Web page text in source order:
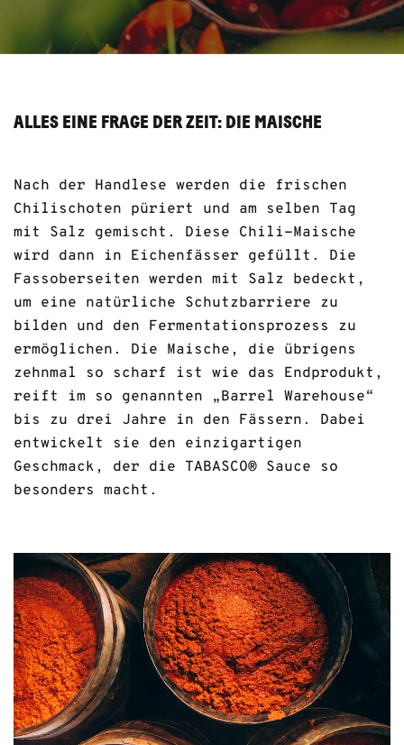
ALLES EINE FRAGE DER ZEIT: DIE MAISCHE
Nach der Handlese werden die frischen
Chilischoten püriert und am selben Tag
mit Salz gemischt. Diese Chili-Maische
wird dann in Eichenfässer gefüllt. Die
Fassoberseiten werden mit Salz bedeckt,
um eine natürliche Schutzbarriere zu
bilden und den Fermentationsprozess zu
ermöglichen. Die Maische, die übrigens
zehnmal so scharf ist wie das Endprodukt,
reift im so genannten „Barrel Warehouse“
bis zu drei Jahre in den Fässern. Dabei
entwickelt sie den einzigartigen
Geschmack, der die TABASCO® Sauce so
besonders macht.